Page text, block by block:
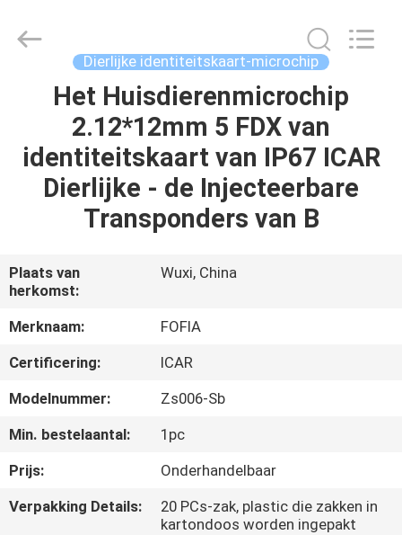
HUIS
PRODUCTEN
VIDEOS
ONGEVEER
ONS
FABRIEKSREIS
KWALITEITSCONTROLE
CONTACTEER
ONS
Dierlijke identiteitskaart-microchip
Het Huisdierenmicrochip
2.12*12mm 5 FDX van
identiteitskaart van IP67 ICAR
Dierlijke - de Injecteerbare
Transponders van B
Plaats van
herkomst:
Wuxi, China
Merknaam:
FOFIA
Certificering:
ICAR
Modelnummer:
Zs006-Sb
Min. bestelaantal:
1pc
Prijs:
Onderhandelbaar
Verpakking Details:
20 PCs-zak, plastic die zakken in
kartondoos worden ingepakt